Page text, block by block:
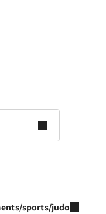
sports/judo